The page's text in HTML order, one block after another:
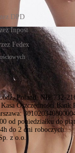
Poland, NIP 732-
Oszczędności
od poniedziałku do
do 2 dni roboczych.
z o.o.